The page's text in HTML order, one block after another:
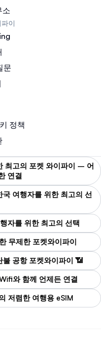
소
이
문
정책
최고의 포켓 와이파이 – 어
연결
여행자를 위한 최고의 선
자를 위한 최고의 선택
무제한 포켓와이파이
공항 포켓와이파이 📶
와 함께 언제든 연결
저렴한 여행용 eSIM